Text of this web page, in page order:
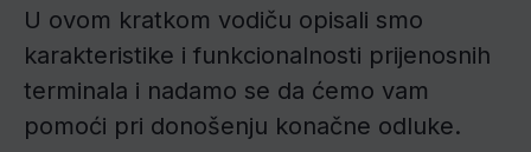
U ovom kratkom vodiču opisali smo
karakteristike i funkcionalnosti prijenosnih
terminala i nadamo se da ćemo vam
pomoći pri donošenju konačne odluke.